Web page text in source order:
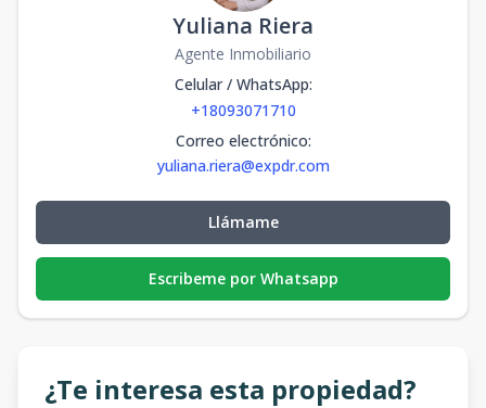
Yuliana Riera
Agente Inmobiliario
Celular / WhatsApp:
+18093071710
Correo electrónico:
yuliana.riera@expdr.com
Llámame
Escribeme por Whatsapp
¿Te interesa esta propiedad?